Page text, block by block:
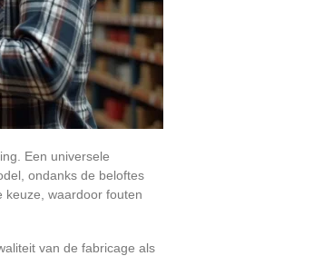
Een universele
ondanks de beloftes
keuze, waardoor fouten
van de fabricage als